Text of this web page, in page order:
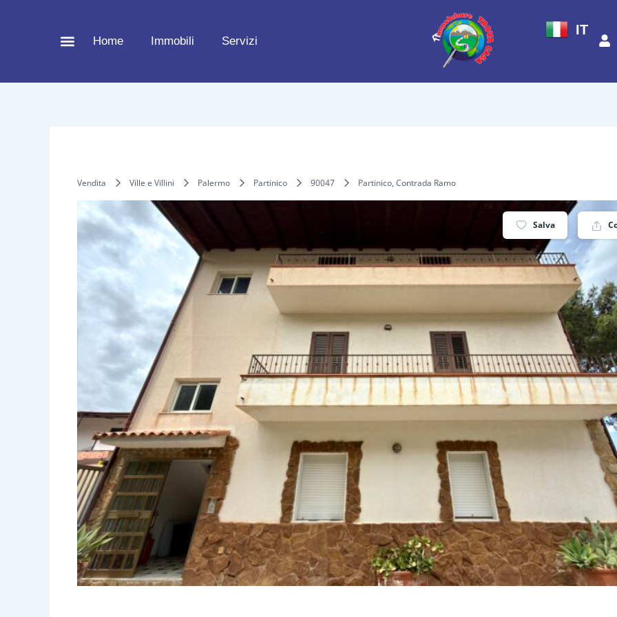
Home Immobili Servizi
IT
Vendita Ville e Villini Palermo Partinico 90047 Partinico, Contrada Ramo
Salva